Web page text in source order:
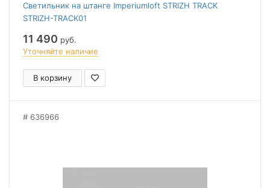
Светильник на штанге Imperiumloft STRIZH TRACK
STRIZH-TRACK01
11 490 руб.
Уточняйте наличие
В корзину
636966